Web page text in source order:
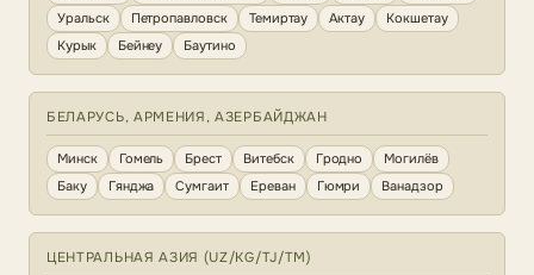
Уральск
Петропавловск Темиртау Актау
Кокшетау
Курык
Бейнеу Баутино
БЕЛАРУСЬ, АРМЕНИЯ, АЗЕРБАЙДЖАН
Минск Гомель Брест Витебск Гродно
Могилёв
Баку
Гянджа Сумгаит Ереван Гюмри Ванадзор
ЦЕНТРАЛЬНАЯ АЗИЯ (UZ/KG/TJ/TM)